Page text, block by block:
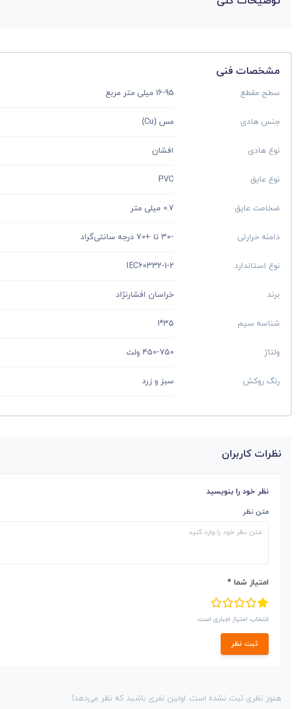
مشخصات فنی
سطح مقطع 16-95 میلی متر مربع
جنس هادی مس (Cu)
نوع هادی افشان
نوع عایق PVC
ضخامت عایق 0.7 میلی متر
دامنه حرارتی -30 تا +70 درجه سانتی‌گراد
نوع استاندارد IEC60332-1-2
برند خراسان افشارنژاد
شناسه سیم 35*1
ولتاژ 450-750 ولت
رنگ روکش سبز و زرد
نظرات کاربران
نظر خود را بنویسید
متن نظر
امتیاز شما *
انتخاب امتیاز اجباری است
ثبت نظر
هنوز نظری ثبت نشده است. اولین نفری باشید که نظر می‌دهد!